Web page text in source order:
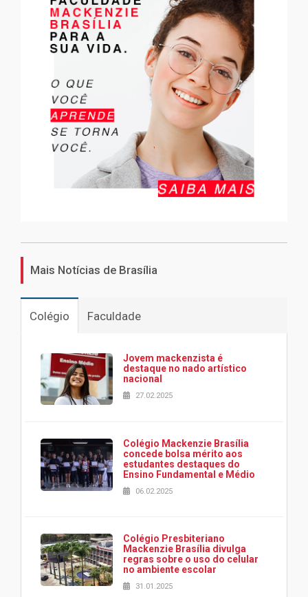
Mais Notícias de Brasília
Colégio Faculdade
Jovem mackenzista é
destaque no nado artístico
nacional
27.02.2025
Colégio Mackenzie Brasília
concede bolsa mérito aos
estudantes destaques do
Ensino Fundamental e Médio
06.02.2025
Colégio Presbiteriano
Mackenzie Brasília divulga
regras sobre o uso do celular
no ambiente escolar
31.01.2025